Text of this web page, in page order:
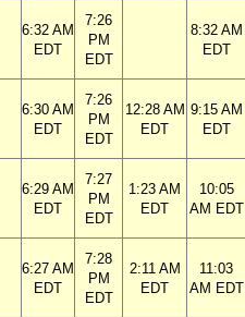
6:32 AM
EDT
7:26
PM
EDT
8:32 AM
EDT
6:30 AM
EDT
7:26
PM
EDT
12:28 AM
EDT
9:15 AM
EDT
6:29 AM
EDT
7:27
PM
EDT
1:23 AM
EDT
10:05
AM EDT
6:27 AM
EDT
7:28
PM
EDT
2:11 AM
EDT
11:03
AM EDT